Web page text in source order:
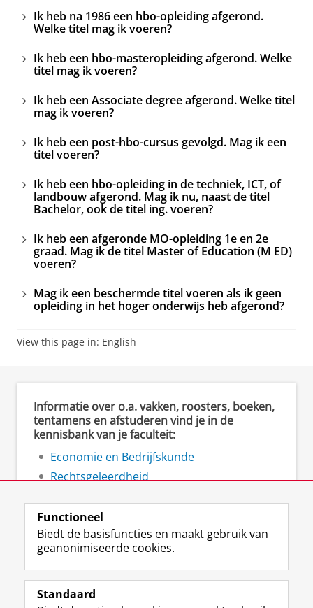
Ik heb na 1986 een hbo-opleiding afgerond.
Welke titel mag ik voeren?
Ik heb een hbo-masteropleiding afgerond. Welke
titel mag ik voeren?
Ik heb een Associate degree afgerond. Welke titel
mag ik voeren?
Ik heb een post-hbo-cursus gevolgd. Mag ik een
titel voeren?
Ik heb een hbo-opleiding in de techniek, ICT, of
landbouw afgerond. Mag ik nu, naast de titel
Bachelor, ook de titel ing. voeren?
Ik heb een afgeronde MO-opleiding 1e en 2e
graad. Mag ik de titel Master of Education (M ED)
voeren?
Mag ik een beschermde titel voeren als ik geen
opleiding in het hoger onderwijs heb afgerond?
View this page in: English
Informatie over o.a. vakken, roosters, boeken,
tentamens en afstuderen vind je in de
kennisbank van je faculteit:
Economie en Bedrijfskunde
Rechtsgeleerdheid
Volg de RUG
F
a
L
i
R
S
I
n
Y
o
Functioneel
Biedt de basisfuncties en maakt gebruik van
geanonimiseerde cookies.
Standaard